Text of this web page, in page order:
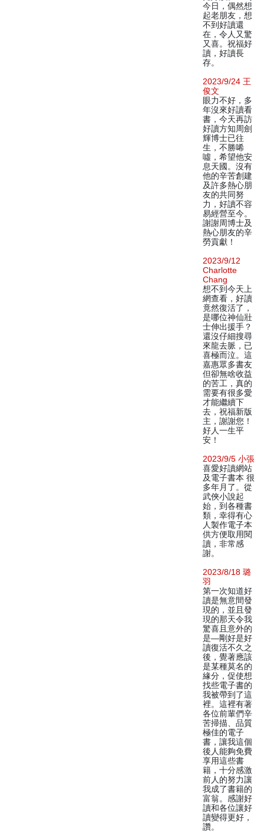
今日，偶然想
起老朋友，想
不到好讀還
在，令人又驚
又喜。祝福好
讀，好讀長
存。
2023/9/24 王
俊文
眼力不好，多
年沒來好讀看
書，今天再訪
好讀方知周劍
輝博士已往
生，不勝唏
噓，希望他安
息天國。沒有
他的辛苦創建
及許多熱心朋
友的共同努
力，好讀不容
易經營至今。
謝謝周博士及
熱心朋友的辛
勞貢獻！
2023/9/12
Charlotte
Chang
想不到今天上
網查看，好讀
竟然復活了，
是哪位神仙壯
士伸出援手？
還沒仔細搜尋
來龍去脈，已
喜極而泣。這
嘉惠眾多書友
但卻無啥收益
的苦工，真的
需要有很多愛
才能繼續下
去，祝福新版
主，謝謝您！
好人一生平
安！
2023/9/5 小張
喜愛好讀網站
及電子書本 很
多年月了。從
武俠小說起
始，到各種書
類，幸得有心
人製作電子本
供方便取用閱
讀，非常感
謝。
2023/8/18 璐
羽
第一次知道好
讀是無意間發
現的，並且發
現的那天令我
驚喜且意外的
是—剛好是好
讀復活不久之
後，覺著應該
是某種莫名的
緣分，促使想
找些電子書的
我被帶到了這
裡。這裡有著
各位前輩們辛
苦掃描、品質
極佳的電子
書，讓我這個
後人能夠免費
享用這些書
籍，十分感激
前人的努力讓
我成了書籍的
富翁。感謝好
讀和各位讓好
讀變得更好，
讚。